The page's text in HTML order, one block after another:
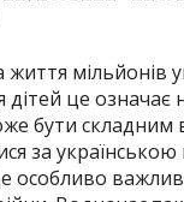
життя мільйонів
дітей це означає
бути складним
за
особливо